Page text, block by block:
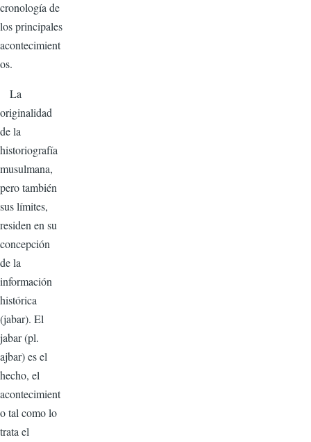
cronología de
los principales
acontecimient
os.
La
originalidad
de la
historiografía
musulmana,
pero también
sus límites,
residen en su
concepción
de la
información
histórica
(jabar). El
jabar (pl.
ajbar) es el
hecho, el
acontecimient
o tal como lo
trata el